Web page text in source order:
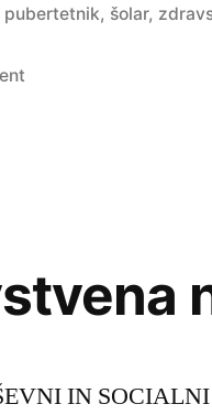
pubertetnik, šolar,
IN